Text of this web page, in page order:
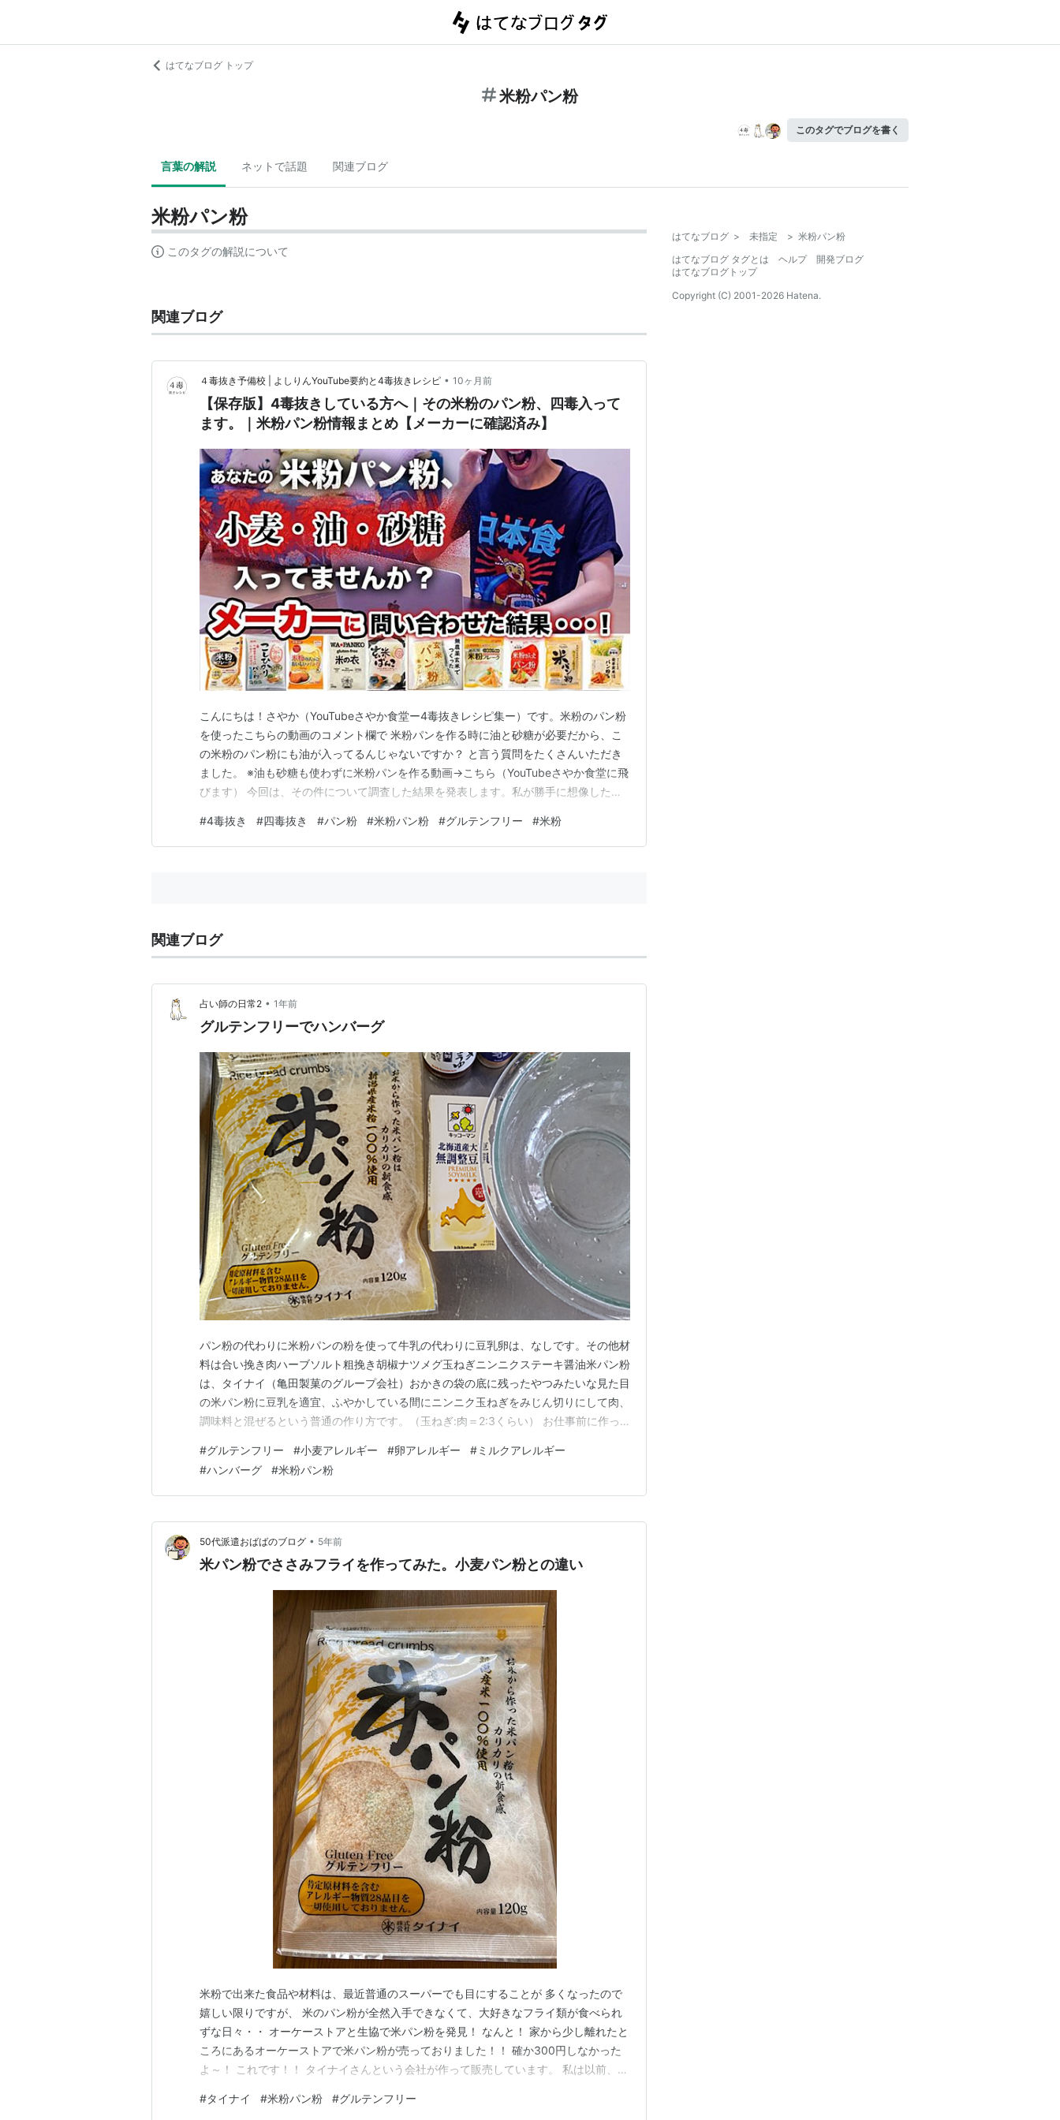
はてなブログ トップ
米粉パン粉
このタグでブログを書く
言葉の解説 ネットで話題 関連ブログ
米粉パン粉
このタグの解説について
関連ブログ
４毒抜き予備校 | よしりんYouTube要約と4毒抜きレシピ • 10ヶ月前
【保存版】4毒抜きしている方へ｜その米粉のパン粉、四毒入って
ます。｜米粉パン粉情報まとめ【メーカーに確認済み】
こんにちは！さやか（YouTubeさやか食堂ー4毒抜きレシピ集ー）です。米粉のパン粉
を使ったこちらの動画のコメント欄で 米粉パンを作る時に油と砂糖が必要だから、こ
の米粉のパン粉にも油が入ってるんじゃないですか？ と言う質問をたくさんいただき
ました。 ※油も砂糖も使わずに米粉パンを作る動画→こちら（YouTubeさやか食堂に飛
びます） 今回は、その件について調査した結果を発表します。私が勝手に想像した情
物油を排除した食事をしないといけない方 ふわふわした情報ではなく確実な情報が知
りたい方 このような方はぜひ最後までご覧…
#4毒抜き #四毒抜き #パン粉 #米粉パン粉 #グルテンフリー #米粉
関連ブログ
占い師の日常2 • 1年前
グルテンフリーでハンバーグ
パン粉の代わりに米粉パンの粉を使って牛乳の代わりに豆乳卵は、なしです。その他材
料は合い挽き肉ハーブソルト粗挽き胡椒ナツメグ玉ねぎニンニクステーキ醤油米パン粉
は、タイナイ（亀田製菓のグループ会社）おかきの袋の底に残ったやつみたいな見た目
の米パン粉に豆乳を適宜、ふやかしている間にニンニク玉ねぎをみじん切りにして肉、
調味料と混ぜるという普通の作り方です。（玉ねぎ:肉＝2:3くらい） お仕事前に作っ
キソースとニンニクチップをかけるだけ 旨！え？小麦パン粉にこだわる必要ない？む
しろこっちの方がふわふわジューシーで美味しい！にほ…
#グルテンフリー #小麦アレルギー #卵アレルギー #ミルクアレルギー
#ハンバーグ #米粉パン粉
50代派遣おばばのブログ • 5年前
米パン粉でささみフライを作ってみた。小麦パン粉との違い
米粉で出来た食品や材料は、最近普通のスーパーでも目にすることが 多くなったので
嬉しい限りですが、 米のパン粉が全然入手できなくて、大好きなフライ類が食べられ
ずな日々・・ オーケーストアと生協で米パン粉を発見！ なんと！ 家から少し離れたと
ころにあるオーケーストアで米パン粉が売っておりました！！ 確か300円しなかった
よ～！ これです！！ タイナイさんという会社が作って販売しています。 私は以前、生
っと高いなと思っていたのだけど オーケースーパーなら３００円しませんでした。 普
#タイナイ #米粉パン粉 #グルテンフリー
はてなブログ > 未指定 > 米粉パン粉
はてなブログ タグとは
ヘルプ
開発ブログ
はてなブログトップ
Copyright (C) 2001-2026 Hatena.